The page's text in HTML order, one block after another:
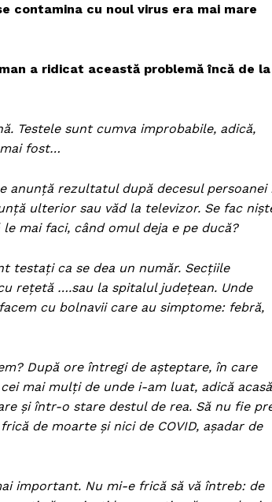
contamina cu noul virus era mai mare
a ridicat această problemă încă de la
Testele sunt cumva improbabile, adică,
fost…
anunță rezultatul după decesul persoanei
ulterior sau văd la televizor. Se fac
mai faci, când omul deja e pe ducă?
testați ca se dea un număr. Secțiile
rețetă ….sau la spitalul județean. Unde
cu bolnavii care au simptome: febră,
După ore întregi de așteptare, în care
mai mulți de unde i-am luat, adică
și într-o stare destul de rea. Să nu fie
de moarte și nici de COVID, așadar de
important. Nu mi-e frică să vă întreb: de